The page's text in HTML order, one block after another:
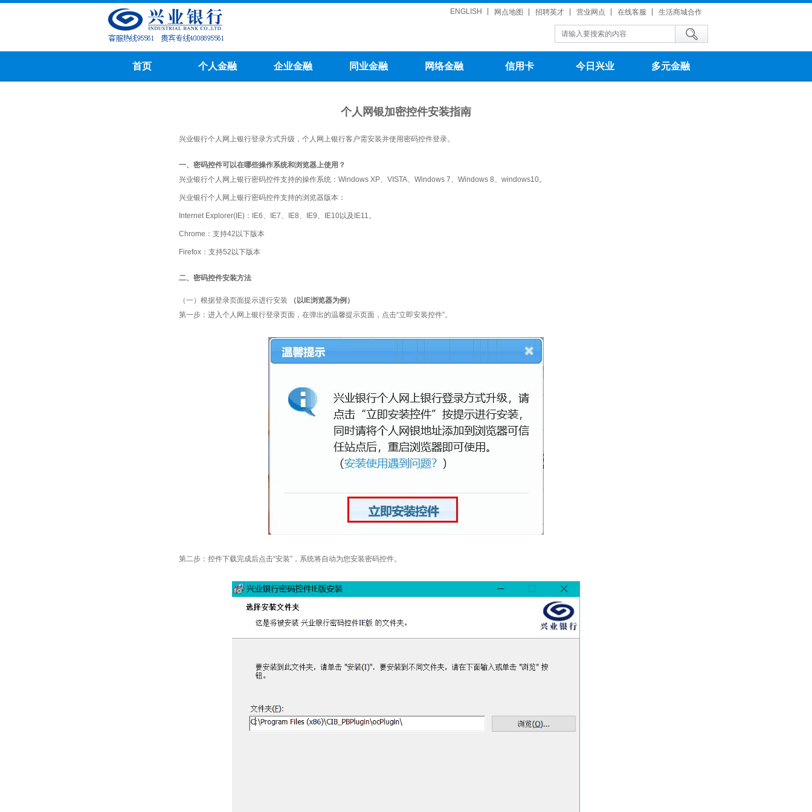
ENGLISH 网点地图 招聘英才 营业网点 在线客服 生活商城合作
首页 个人金融 企业金融 同业金融 网络金融 信用卡 今日兴业 多元金融
个人网银加密控件安装指南
兴业银行个人网上银行登录方式升级，个人网上银行客户需安装并使用密码控件登录。
一、密码控件可以在哪些操作系统和浏览器上使用？
兴业银行个人网上银行密码控件支持的操作系统：Windows XP、VISTA、Windows 7、Windows 8、windows10。
兴业银行个人网上银行密码控件支持的浏览器版本：
Internet Explorer(IE)：IE6、IE7、IE8、IE9、IE10以及IE11。
Chrome：支持42以下版本
Firefox：支持52以下版本
二、密码控件安装方法
（一）根据登录页面提示进行安装 （以IE浏览器为例）
第一步：进入个人网上银行登录页面，在弹出的温馨提示页面，点击“立即安装控件”。
第二步：控件下载完成后点击“安装”，系统将自动为您安装密码控件。